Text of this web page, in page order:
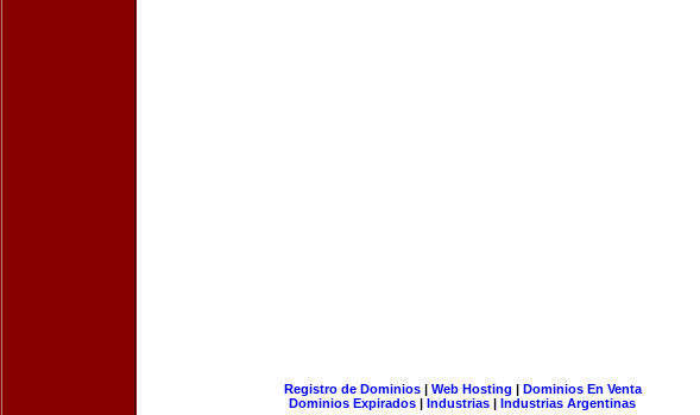
Registro de Dominios| Web Hosting | Dominios En Venta
Dominios Expirados | Industrias | Industrias Argentinas